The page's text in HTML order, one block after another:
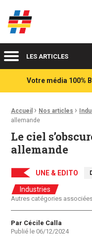
Acteurs du franco-allemand
MenuLES ARTICLES
Votre média 100%
Fil d'Ariane :
Accueil › Nos articles ›
allemande
Le ciel
allemande
UNE & EDITO
Industries
Autres catégories
Auteur
Par Cécile Calla
Publié le 06/12/2024